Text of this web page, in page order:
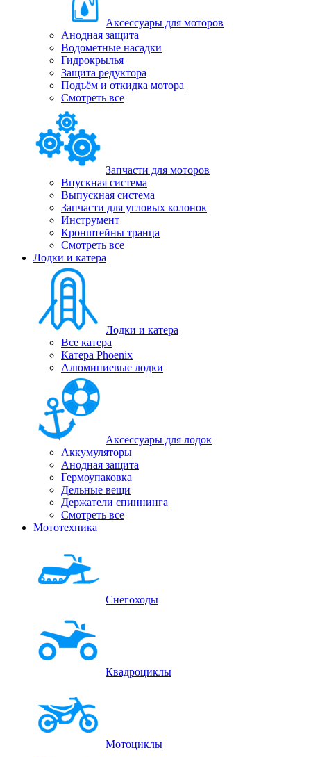
Аксессуары для моторов
Анодная защита
Водометные насадки
Гидрокрылья
Защита редуктора
Подъём и откидка мотора
Смотреть все
Запчасти для моторов
Впускная система
Выпускная система
Запчасти для угловых колонок
Инструмент
Кронштейны транца
Смотреть все
Лодки и катера
Лодки и катера
Все катера
Катера Phoenix
Алюминиевые лодки
Аксессуары для лодок
Аккумуляторы
Анодная защита
Гермоупаковка
Дельные вещи
Держатели спиннинга
Смотреть все
Мототехника
Снегоходы
Квадроциклы
Мотоциклы